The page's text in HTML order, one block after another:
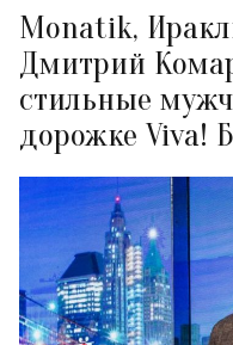
Monatik,
Дмитрий
стильные
дорожке Viva!